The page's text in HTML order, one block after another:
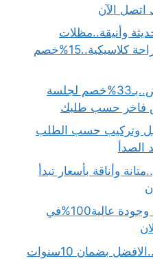
اتصل الآن
وأنيقة..مظلات
استراحات حديثة..مظلة استراحة كلاسيكية..15%خصم
جلسات خارجية حديد بالرياض..بـ33%خصم لجلسة
فاخر حسب طلبك
وتركيب حسب الطلب
وأناقة بأسعار تبدأ
حداد الخرج..خبرة 10سنوات وجودة عالية100%في
تركيب شبك النوافذ بالرياض..الافضل بضمان 10سنوات